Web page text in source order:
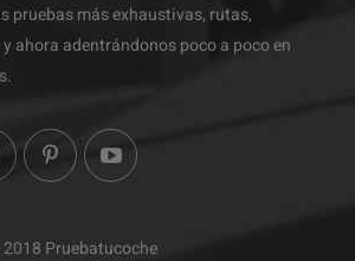
pruebas más exhaustivas, rutas,
ahora adentrándonos poco a poco en
Pruebatucoche